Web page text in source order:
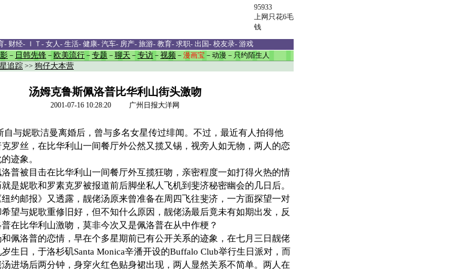
95933
上网只花6毛
钱
- 财经- ＩＴ - 女人- 生活- 健康- 汽车- 房产- 旅游- 教育- 求职- 出国- 校友录- 游戏
－ 日韩先锋 － 欧美流行 － 专题 － 聊天 － 专访 － 视频 － 漫画宝 － 动漫 － 只约陌生人
追踪 >> 狗仔大本营
汤姆克鲁斯佩洛普比华利山街头激吻
2001-07-16 10:28:20 广州日报大洋网
妮歌洁曼离婚后，曾与多名女星传过绯闻。不过，最近有人拍得他
罗丝，在比华利山一间餐厅外公然又揽又锡，视旁人如无物，两人的恋
迹象。
被目击在比华利山一间餐厅外互揽狂吻，亲密程度一如打得火热的情
是妮歌和罗素克罗被报道前后脚坐私人飞机到斐济秘密幽会的几日后。
邮报》又透露，靓佬汤原来曾准备在周四飞往斐济，一方面探望一对
望与妮歌重修旧好，但不知什么原因，靓佬汤最后竟未有如期出发，反
在比华利山激吻，莫非今次又是佩洛普在从中作梗？
洛普的恋情，早在个多星期前已有公开关系的迹象，在七月三日靓佬
生日，于洛杉矶Santa Monica辛潘开设的Buffalo Club举行生日派对，而
进场后两分钟，身穿火红色贴身裙出现，两人显然关系不简单。两人在